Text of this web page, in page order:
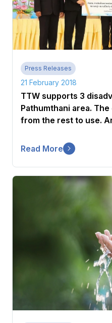
Press Releases
21 February 2018
TTW supports 3
Pathumthani area.
from the rest to use.
Read More